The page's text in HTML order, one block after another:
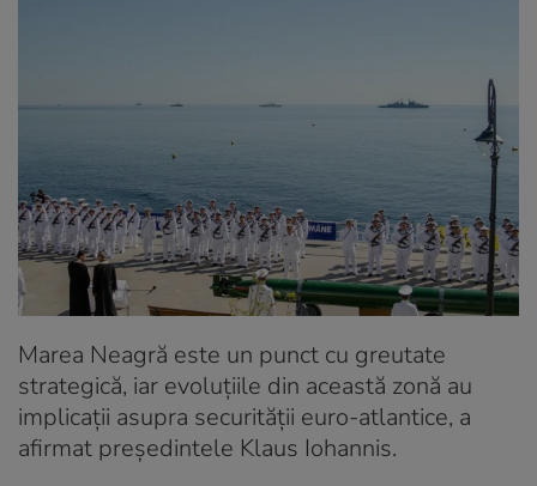
Marea Neagră este un punct cu greutate
strategică, iar evoluțiile din această zonă au
implicații asupra securității euro-atlantice, a
afirmat președintele Klaus Iohannis.